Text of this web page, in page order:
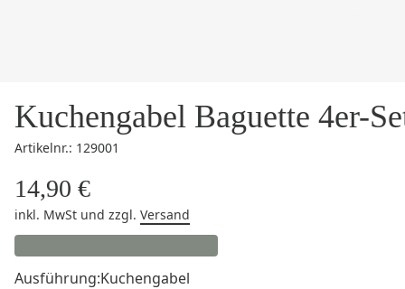
Kuchengabel Baguette 4er-
Artikelnr.: 129001
14,90 €
inkl. MwSt und zzgl. Versand
Ausführung:Kuchengabel